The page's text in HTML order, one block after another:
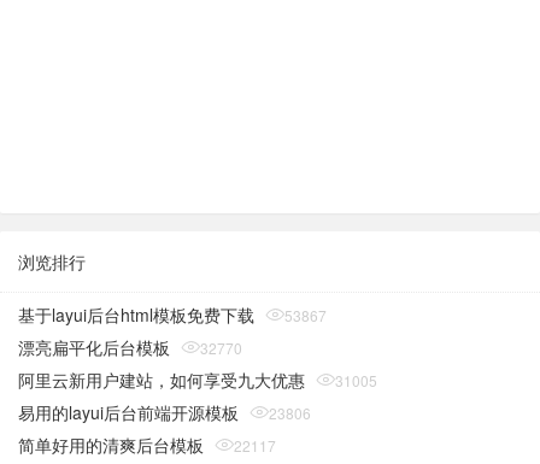
浏览排行
基于layui后台html模板免费下载 53867
漂亮扁平化后台模板 32770
阿里云新用户建站，如何享受九大优惠 31005
易用的layui后台前端开源模板 23806
简单好用的清爽后台模板 22117